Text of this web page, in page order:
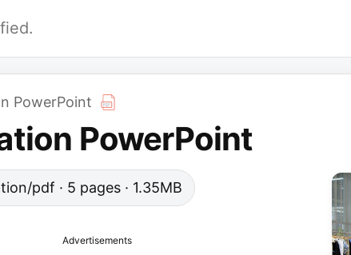
PowerPoint
PowerPoint
pdf · 5 pages · 1.35MB
Advertisements